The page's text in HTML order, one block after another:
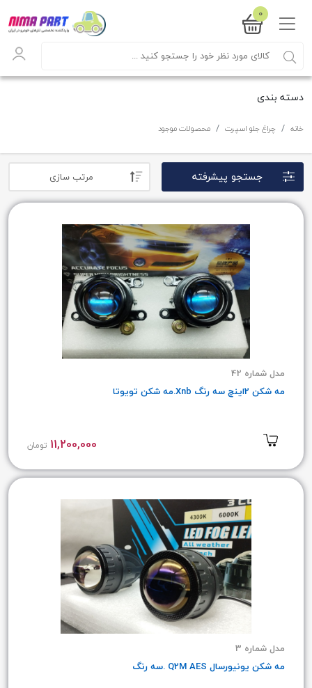
0
دسته بندی
خانه چراغ جلو اسپرت محصولات موجود
جستجو پیشرفته مرتب سازی
مدل شماره 42
مه شکن 2اینچ سه رنگ Xnb.مه شکن تویوتا
11,200,000 تومان
مدل شماره 3
مه شکن یونیورسال Q2M AES .سه رنگ